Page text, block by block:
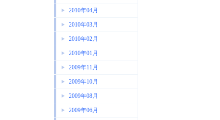
2010年04月
2010年03月
2010年02月
2010年01月
2009年11月
2009年10月
2009年08月
2009年06月